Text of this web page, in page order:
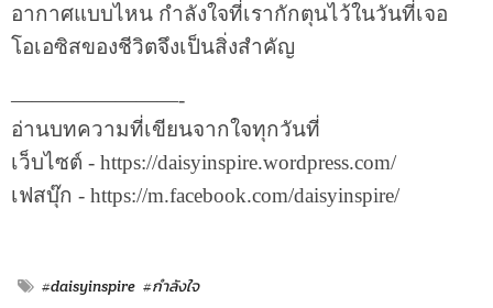
อากาศแบบไหน กำลังใจที่เรากักตุนไว้ในวันที่เจอ
โอเอซิสของชีวิตจึงเป็นสิ่งสำคัญ
————————-
อ่านบทความที่เขียนจากใจทุกวันที่
เว็บไซต์ - https://daisyinspire.wordpress.com/
เฟสบุ๊ก - https://m.facebook.com/daisyinspire/
#daisyinspire #กำลังใจ